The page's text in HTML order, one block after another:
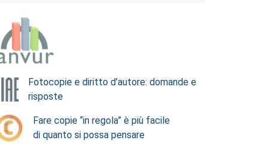
Fotocopie e diritto d’autore: domande e
risposte
Fare copie “in regola” è più facile
di quanto si possa pensare